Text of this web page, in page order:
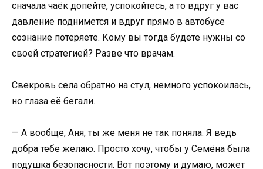
сначала чаёк допейте, успокойтесь, а то вдруг у вас
давление поднимется и вдруг прямо в автобусе
сознание потеряете. Кому вы тогда будете нужны со
своей стратегией? Разве что врачам.
Свекровь села обратно на стул, немного успокоилась,
но глаза её бегали.
— А вообще, Аня, ты же меня не так поняла. Я ведь
добра тебе желаю. Просто хочу, чтобы у Семёна была
подушка безопасности. Вот поэтому и думаю, может